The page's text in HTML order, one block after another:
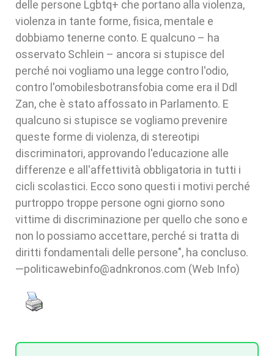
delle persone Lgbtq+ che portano alla violenza,
violenza in tante forme, fisica, mentale e
dobbiamo tenerne conto. E qualcuno – ha
osservato Schlein – ancora si stupisce del
perché noi vogliamo una legge contro l'odio,
contro l'omobilesbotransfobia come era il Ddl
Zan, che è stato affossato in Parlamento. E
qualcuno si stupisce se vogliamo prevenire
queste forme di violenza, di stereotipi
discriminatori, approvando l'educazione alle
differenze e all'affettività obbligatoria in tutti i
cicli scolastici. Ecco sono questi i motivi perché
purtroppo troppe persone ogni giorno sono
vittime di discriminazione per quello che sono e
non lo possiamo accettare, perché si tratta di
diritti fondamentali delle persone", ha concluso.
—politicawebinfo@adnkronos.com (Web Info)